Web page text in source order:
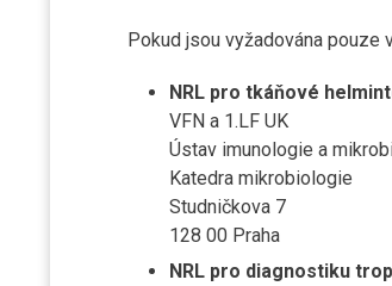
Pokud jsou vyžadována pouze
NRL pro tkáňové
VFN a 1.LF UK
Ústav imunologie a
Katedra mikrobiologie
Studničkova 7
128 00 Praha
NRL pro diagnostiku